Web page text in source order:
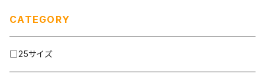
CATEGORY
□25サイズ